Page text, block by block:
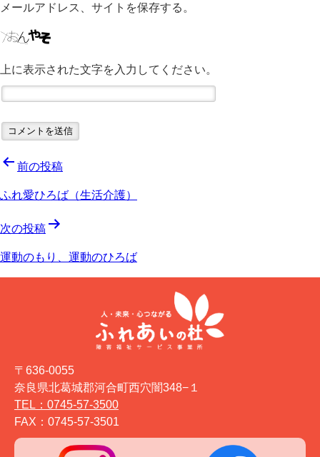
メールアドレス、サイトを保存する。
上に表示された文字を入力してください。
投
稿
ン
前の投稿
ふれ愛ひろば（生活介護）
次の投稿
運動のもり、運動のひろば
〒636-0055
奈良県北葛城郡河合町西穴闇348−１
TEL：0745-57-3500
FAX：0745-57-3501